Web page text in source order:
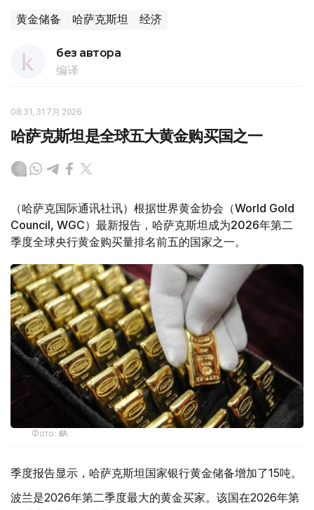
黄金储备 哈萨克斯坦 经济
без автора
编译
08:31, 31 7月 2026
哈萨克斯坦是全球五大黄金购买国之一
（哈萨克国际通讯社讯）根据世界黄金协会（World Gold
Council, WGC）最新报告，哈萨克斯坦成为2026年第二
季度全球央行黄金购买量排名前五的国家之一。
Фото: ӨзА
季度报告显示，哈萨克斯坦国家银行黄金储备增加了15吨。
波兰是2026年第二季度最大的黄金买家。该国在2026年第